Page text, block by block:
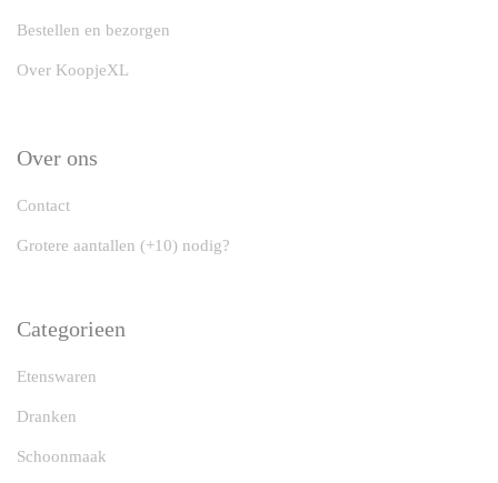
Bestellen en bezorgen
Over KoopjeXL
Over ons
Contact
Grotere aantallen (+10) nodig?
Categorieen
Etenswaren
Dranken
Schoonmaak